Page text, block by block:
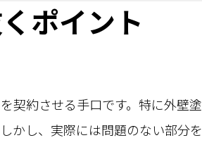
ポイント
契約させる手口です。特に外壁塗
かし、実際には問題のない部分を